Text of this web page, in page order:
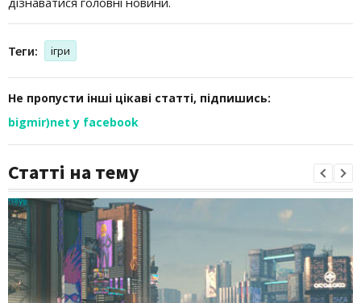
Теги: ігри
Не пропусти інші цікаві статті, підпишись:
bigmir)net у facebook
Статті на тему